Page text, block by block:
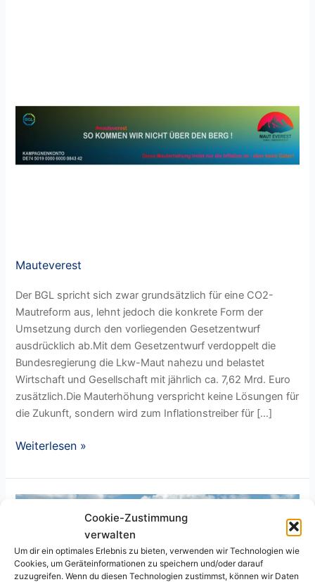
Cookie-Zustimmung
verwalten
Um dir ein optimales Erlebnis zu bieten, verwenden wir Technologien wie
Cookies, um Geräteinformationen zu speichern und/oder darauf
zuzugreifen. Wenn du diesen Technologien zustimmst, können wir Daten
Mauteverest
Der BGL spricht sich zwar grundsätzlich für eine CO2-
Mautreform aus, lehnt jedoch die konkrete Form der
Umsetzung durch den vorliegenden Gesetzentwurf
ausdrücklich ab.Mit dem Gesetzentwurf verdoppelt die
Bundesregierung die Lkw-Maut nahezu und belastet
Wirtschaft und Gesellschaft mit jährlich ca. 7,62 Mrd. Euro
zusätzlich.Die Mauterhöhung verspricht keine Lösungen für
die Zukunft, sondern wird zum Inflationstreiber für […]
Weiterlesen »
Fahrsicherheitstraining